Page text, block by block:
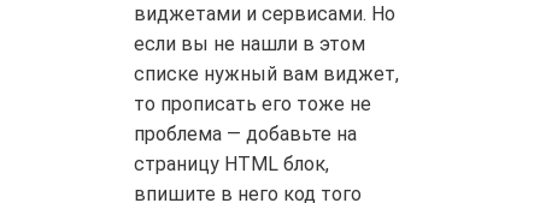
виджетами и сервисами. Но
если вы не нашли в этом
списке нужный вам виджет,
то прописать его тоже не
проблема — добавьте на
страницу HTML блок,
впишите в него код того